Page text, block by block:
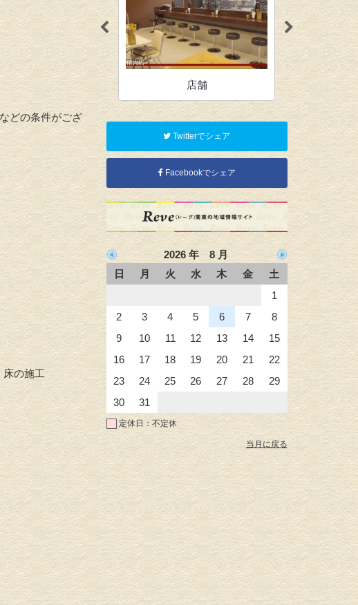
どの条件がござ
の施工
住宅 店舗 オ
Twitterでシェア
Facebookでシェア
2026 年 8 月
日
月 火 水 木 金
土
1
2
3 4 5 6 7
8
9
10 11 12 13 14
15
16
17 18 19 20 21
22
23
24 25 26 27 28
29
30
31
定休日：不定休
当月に戻る